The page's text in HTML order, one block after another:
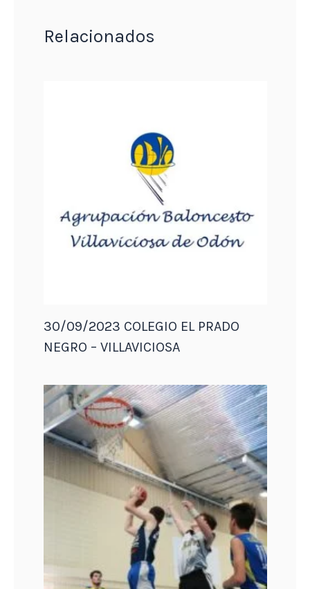
Relacionados
30/09/2023 COLEGIO EL PRADO
NEGRO – VILLAVICIOSA